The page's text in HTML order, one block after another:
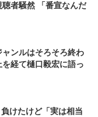
聴者騒然 「番宣なんだ
ャンルはそろそろ終わ
経て樋口毅宏に語っ
けたけど「実は相当